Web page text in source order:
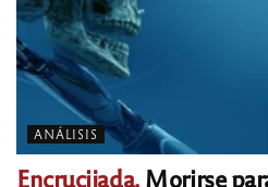
ANÁLISIS
Encrucijada.Morirse